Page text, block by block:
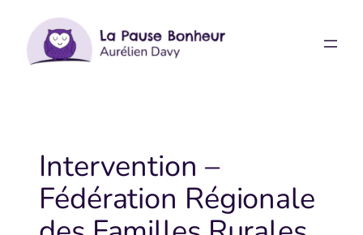
contenu
Intervention –
Fédération Régionale